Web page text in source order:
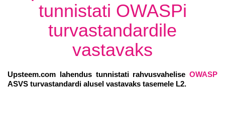
tunnistati OWASPi
turvastandardile
vastavaks
Upsteem.com lahendus tunnistati rahvusvahelise OWASP
ASVS turvastandardi alusel vastavaks tasemele L2.